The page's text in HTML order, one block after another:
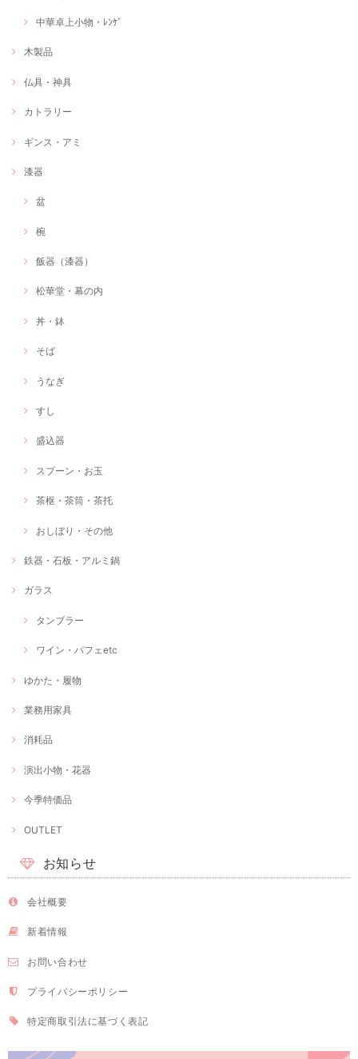
中華卓上小物・ﾚﾝｹﾞ
木製品
仏具・神具
カトラリー
ギンス・アミ
漆器
盆
椀
飯器（漆器）
松華堂・幕の内
丼・鉢
そば
うなぎ
すし
盛込器
スプーン・お玉
茶枢・茶筒・茶托
おしぼり・その他
鉄器・石板・アルミ鍋
ガラス
タンブラー
ワイン・パフェetc
ゆかた・履物
業務用家具
消耗品
演出小物・花器
今季特価品
OUTLET
お知らせ
会社概要
新着情報
お問い合わせ
プライバシーポリシー
特定商取引法に基づく表記